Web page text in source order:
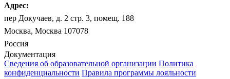
Адрес:
пер Докучаев, д. 2 стр. 3, помещ. 188
Москва, Москва 107078
Россия
Документация
Сведения об образовательной организации Политика
конфиденциальности Правила программы лояльности